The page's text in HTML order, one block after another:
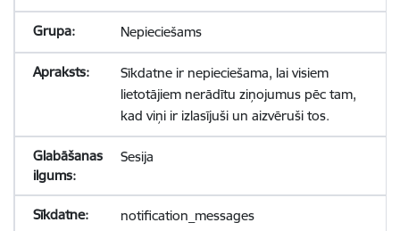
Nepieciešams
Sīkdatne ir nepieciešama, lai visiem
lietotājiem nerādītu ziņojumus pēc tam,
kad viņi ir izlasījuši un aizvēruši tos.
Sesija
notification_messages